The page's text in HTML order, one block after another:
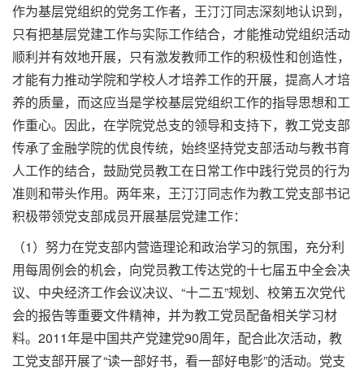
作为基层党组织的党务工作者，王汀汀同志深刻地认识到，
只有把基层党建工作与实际工作结合，才能推动党组织活动
顺利并有效地开展，只有激发教师工作的积极性和创造性，
才能有力推动学院和学校人才培养工作的开展，提高人才培
养的质量，而这应当是学校基层党组织工作的指导思想和工
作重心。因此，在学院党总支的领导和支持下，教工党支部
传承了金融学院的优良传统，始终坚持党支部活动与教书育
人工作的结合，鼓励党员教工在日常工作中践行党员的行为
准则和带头作用。两年来，王汀汀同志作为教工党支部书记
积极带领党支部成员开展基层党建工作：
（1）努力在党支部内营造理论和政治学习的氛围，充分利
用每周例会的机会，向党员教工传达党的十七届五中全会决
议、中央经济工作会议决议、“十二五”规划、校第五次党代
会的报告等重要文件精神，并为教工党员配备相关学习材
料。2011年是中国共产党建党90周年，配合此次活动，教
工党支部开展了“读一部好书，看一部好电影”的活动。党支